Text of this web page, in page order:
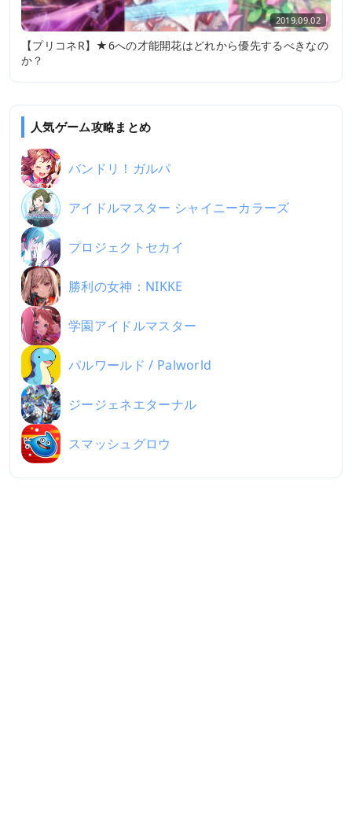
2019.09.02
【プリコネR】★6への才能開花はどれから優先するべきなの
か？
人気ゲーム攻略まとめ
バンドリ！ガルパ
アイドルマスター シャイニーカラーズ
プロジェクトセカイ
勝利の女神：NIKKE
学園アイドルマスター
パルワールド / Palworld
ジージェネエターナル
スマッシュグロウ